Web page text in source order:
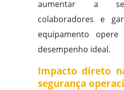
aumentar a
colaboradores e
equipamento
desempenho ideal.
Impacto direto
segurança